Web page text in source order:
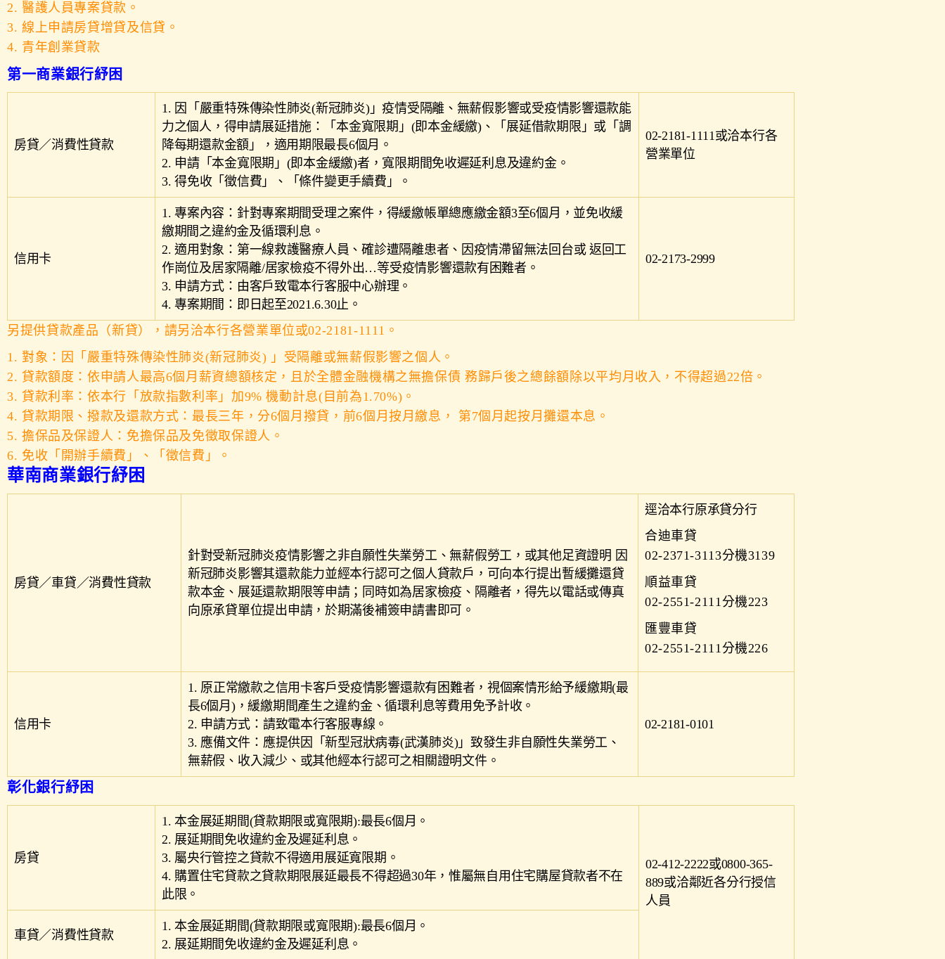
2. 醫護人員專案貸款。
3. 線上申請房貸增貸及信貸。
4. 青年創業貸款
第一商業銀行紓困
房貸／消費性貸款
1. 因「嚴重特殊傳染性肺炎(新冠肺炎)」疫情受隔離、無薪假影響或受疫情影響還款能
力之個人，得申請展延措施：「本金寬限期」(即本金緩繳)、「展延借款期限」或「調
降每期還款金額」，適用期限最長6個月。
2. 申請「本金寬限期」(即本金緩繳)者，寬限期間免收遲延利息及違約金。
3. 得免收「徵信費」、「條件變更手續費」。
02-2181-1111或洽本行各
營業單位
信用卡
1. 專案內容：針對專案期間受理之案件，得緩繳帳單總應繳金額3至6個月，並免收緩
繳期間之違約金及循環利息。
2. 適用對象：第一線救護醫療人員、確診遭隔離患者、因疫情滯留無法回台或 返回工
作崗位及居家隔離/居家檢疫不得外出…等受疫情影響還款有困難者。
3. 申請方式：由客戶致電本行客服中心辦理。
4. 專案期間：即日起至2021.6.30止。
02-2173-2999
另提供貸款產品（新貸），請另洽本行各營業單位或02-2181-1111。
1. 對象：因「嚴重特殊傳染性肺炎(新冠肺炎) 」受隔離或無薪假影響之個人。
2. 貸款額度：依申請人最高6個月薪資總額核定，且於全體金融機構之無擔保債 務歸戶後之總餘額除以平均月收入，不得超過22倍。
3. 貸款利率：依本行「放款指數利率」加9% 機動計息(目前為1.70%)。
4. 貸款期限、撥款及還款方式：最長三年，分6個月撥貸，前6個月按月繳息， 第7個月起按月攤還本息。
5. 擔保品及保證人：免擔保品及免徵取保證人。
6. 免收「開辦手續費」、「徵信費」。
華南商業銀行紓困
房貸／車貸／消費性貸款
針對受新冠肺炎疫情影響之非自願性失業勞工、無薪假勞工，或其他足資證明 因
新冠肺炎影響其還款能力並經本行認可之個人貸款戶，可向本行提出暫緩攤還貸
款本金、展延還款期限等申請；同時如為居家檢疫、隔離者，得先以電話或傳真
向原承貸單位提出申請，於期滿後補簽申請書即可。
逕洽本行原承貸分行
合迪車貸
02-2371-3113分機3139
順益車貸
02-2551-2111分機223
匯豐車貸
02-2551-2111分機226
信用卡
1. 原正常繳款之信用卡客戶受疫情影響還款有困難者，視個案情形給予緩繳期(最
長6個月)，緩繳期間產生之違約金、循環利息等費用免予計收。
2. 申請方式：請致電本行客服專線。
3. 應備文件：應提供因「新型冠狀病毒(武漢肺炎)」致發生非自願性失業勞工、
無薪假、收入減少、或其他經本行認可之相關證明文件。
02-2181-0101
彰化銀行紓困
房貸
1. 本金展延期間(貸款期限或寬限期):最長6個月。
2. 展延期間免收違約金及遲延利息。
3. 屬央行管控之貸款不得適用展延寬限期。
4. 購置住宅貸款之貸款期限展延最長不得超過30年，惟屬無自用住宅購屋貸款者不在
此限。
02-412-2222或0800-365-
889或洽鄰近各分行授信
人員
車貸／消費性貸款
1. 本金展延期間(貸款期限或寬限期):最長6個月。
2. 展延期間免收違約金及遲延利息。